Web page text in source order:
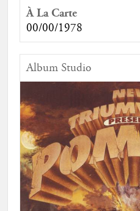
À La Carte
00/00/1978
Album Studio